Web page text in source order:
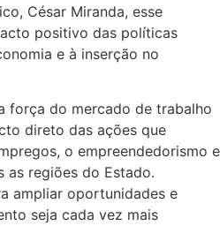
César Miranda, esse
positivo das políticas
e à inserção no
força do mercado de trabalho
direto das ações que
o empreendedorismo e
as regiões do Estado.
ampliar oportunidades e
seja cada vez mais